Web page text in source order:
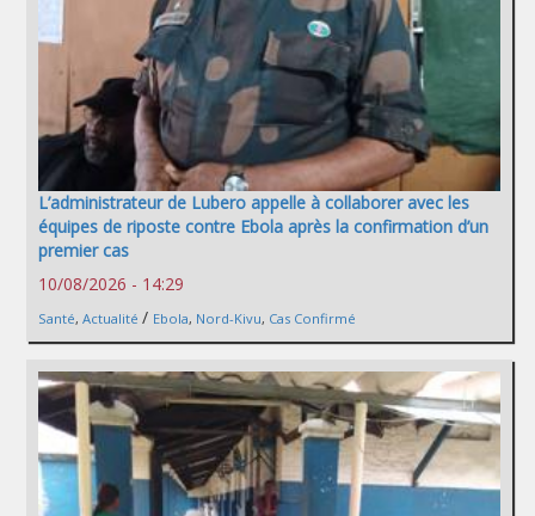
L’administrateur de Lubero appelle à collaborer avec les
équipes de riposte contre Ebola après la confirmation d’un
premier cas
10/08/2026 - 14:29
Santé, Actualité / Ebola, Nord-Kivu, Cas Confirmé